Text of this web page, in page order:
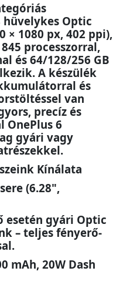
Optic
× 1080 px, 402 ppi),
processzorral,
és 64/128/256 GB
A készülék
és
van
precíz és
OnePlus 6
gyári vagy
Kínálata
(6.28",
esetén gyári Optic
– teljes fényerő-
mAh, 20W Dash